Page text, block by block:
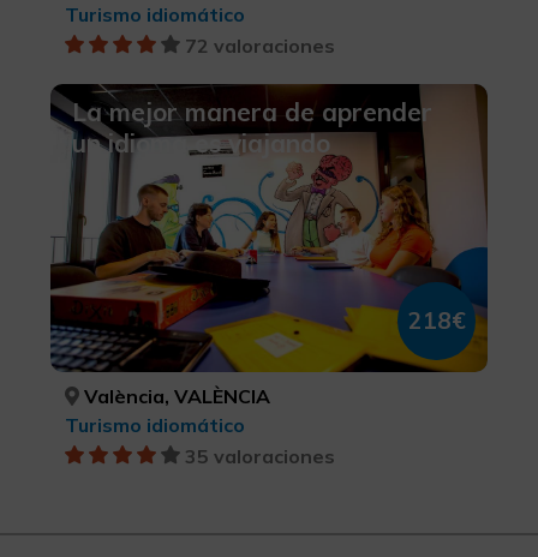
Turismo idiomático
72 valoraciones
La mejor manera de aprender
un idioma es viajando
218€
València, VALÈNCIA
Turismo idiomático
35 valoraciones